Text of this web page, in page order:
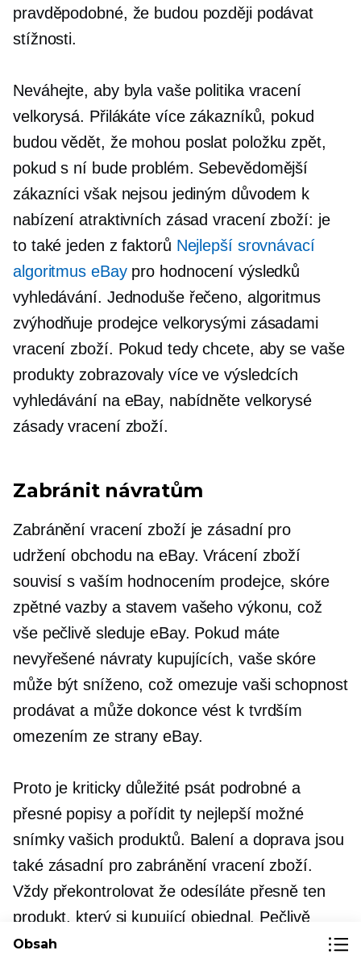
pravděpodobné, že budou později podávat
stížnosti.
Neváhejte, aby byla vaše politika vracení
velkorysá. Přilákáte více zákazníků, pokud
budou vědět, že mohou poslat položku zpět,
pokud s ní bude problém. Sebevědomější
zákazníci však nejsou jediným důvodem k
nabízení atraktivních zásad vracení zboží: je
to také jeden z faktorů Nejlepší srovnávací
algoritmus eBaypro hodnocení výsledků
vyhledávání. Jednoduše řečeno, algoritmus
zvýhodňuje prodejce velkorysými zásadami
vracení zboží. Pokud tedy chcete, aby se vaše
produkty zobrazovaly více ve výsledcích
vyhledávání na eBay, nabídněte velkorysé
zásady vracení zboží.
Zabránit návratům
Zabránění vracení zboží je zásadní pro
udržení obchodu na eBay. Vrácení zboží
souvisí s vaším hodnocením prodejce, skóre
zpětné vazby a stavem vašeho výkonu, což
vše pečlivě sleduje eBay. Pokud máte
nevyřešené návraty kupujících, vaše skóre
může být sníženo, což omezuje vaši schopnost
prodávat a může dokonce vést k tvrdším
omezením ze strany eBay.
Proto je kriticky důležité psát podrobné a
přesné popisy a pořídit ty nejlepší možné
snímky vašich produktů. Balení a doprava jsou
také zásadní pro zabránění vracení zboží.
Vždy překontrolovat že odesíláte přesně ten
produkt, který si kupující objednal. Pečlivě
položku zkontrolujte, abyste se ujistili, že je
Obsah